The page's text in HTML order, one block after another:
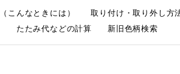
こんなときには） 取り付け・取り外し方
たたみ代などの計算 新旧色柄検索